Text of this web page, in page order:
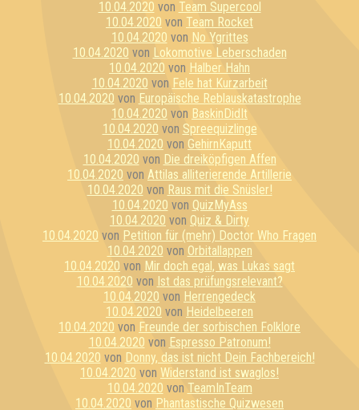
10.04.2020 von Team Supercool
10.04.2020 von Team Rocket
10.04.2020 von No Ygrittes
10.04.2020 von Lokomotive Leberschaden
10.04.2020 von Halber Hahn
10.04.2020 von Fele hat Kurzarbeit
10.04.2020 von Europäische Reblauskatastrophe
10.04.2020 von BaskinDidIt
10.04.2020 von Spreequizlinge
10.04.2020 von GehirnKaputt
10.04.2020 von Die dreiköpfigen Affen
10.04.2020 von Attilas alliterierende Artillerie
10.04.2020 von Raus mit die Snüsler!
10.04.2020 von QuizMyAss
10.04.2020 von Quiz & Dirty
10.04.2020 von Petition für (mehr) Doctor Who Fragen
10.04.2020 von Orbitallappen
10.04.2020 von Mir doch egal, was Lukas sagt
10.04.2020 von Ist das prüfungsrelevant?
10.04.2020 von Herrengedeck
10.04.2020 von Heidelbeeren
10.04.2020 von Freunde der sorbischen Folklore
10.04.2020 von Espresso Patronum!
10.04.2020 von Donny, das ist nicht Dein Fachbereich!
10.04.2020 von Widerstand ist swaglos!
10.04.2020 von TeamInTeam
10.04.2020 von Phantastische Quizwesen